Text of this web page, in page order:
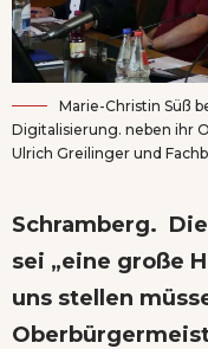
Marie-Christin Süß
Digitalisierung. neben ihr
Ulrich Greilinger und
Schramberg.
sei „eine große
uns stellen